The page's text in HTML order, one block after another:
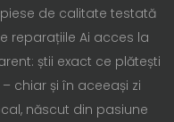
de calitate testată
reparațiile Ai acces la
știi exact ce plătești
chiar și în aceeași zi
născut din pasiune